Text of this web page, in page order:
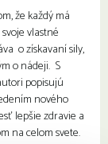
že každý má
vlastné
o získavaní sily,
o nádeji. S
popisujú
nového
lepšie zdravie a
na celom svete.